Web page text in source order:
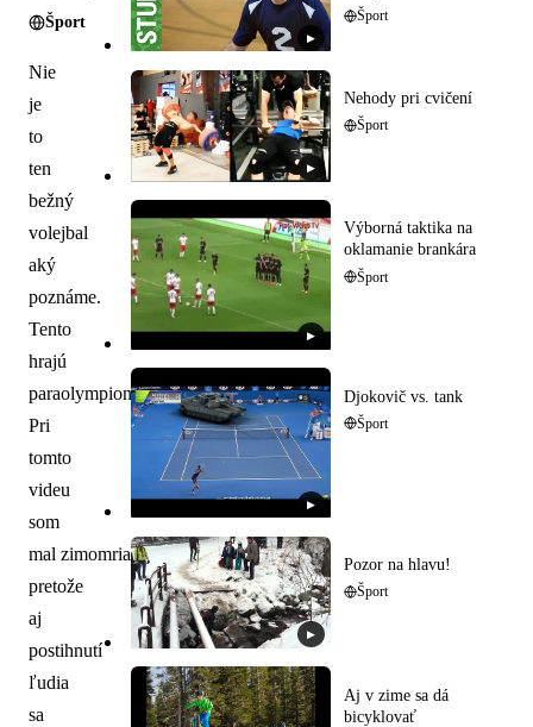
Šport
Nie
je
to
ten
bežný
volejbal
aký
poznáme.
Tento
hrajú
paraolympionici.
Pri
tomto
videu
som
mal zimomriavky,
pretože
aj
postihnutí
ľudia
sa
▶
Šport
▶
Nehody pri cvičení
Šport
▶
Výborná taktika na
oklamanie brankára
Šport
▶
Djokovič vs. tank
Šport
▶
Pozor na hlavu!
Šport
Aj v zime sa dá
bicyklovať